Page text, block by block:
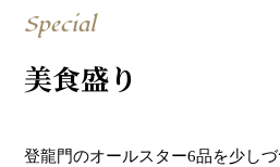
Special
美食盛り
登龍門のオールスター6品を少し